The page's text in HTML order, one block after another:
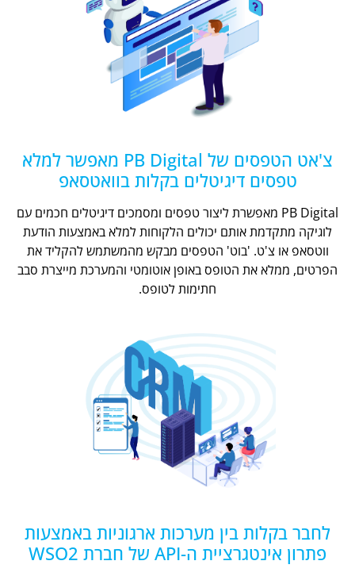
צ'אט הטפסים של PB Digital מאפשר למלא
טפסים דיגיטלים בקלות בוואטסאפ
PB Digital מאפשרת ליצור טפסים ומסמכים דיגיטלים חכמים עם
לוגיקה מתקדמת אותם יכולים הלקוחות למלא באמצעות הודעת
ווטסאפ או צ'ט. 'בוט' הטפסים מבקש מהמשתמש להקליד את
הפרטים, ממלא את הטופס באופן אוטומטי והמערכת מייצרת סבב
חתימות לטופס.
לחבר בקלות בין מערכות ארגוניות באמצעות
פתרון אינטגרציית ה-API של חברת WSO2